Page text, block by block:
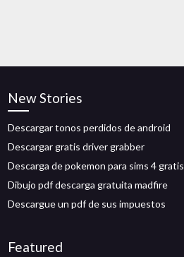
New Stories
Descargar tonos perdidos de android
Descargar gratis driver grabber
Descarga de pokemon para sims 4 gratis
Dibujo pdf descarga gratuita madfire
Descargue un pdf de sus impuestos
Featured